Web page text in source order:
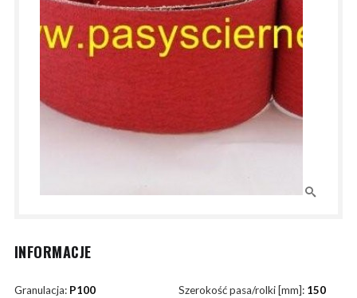
INFORMACJE
Granulacja: P100 Szerokość pasa/rolki [mm]: 150